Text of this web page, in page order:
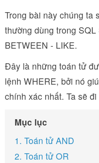
Trong bài này chúng ta
thường dùng trong
BETWEEN - LIKE.
Đây là những toán tử
lệnh WHERE, bởi nó
chính xác nhất. Ta sẽ
Mục lục
1. Toán tử AND
2. Toán tử OR